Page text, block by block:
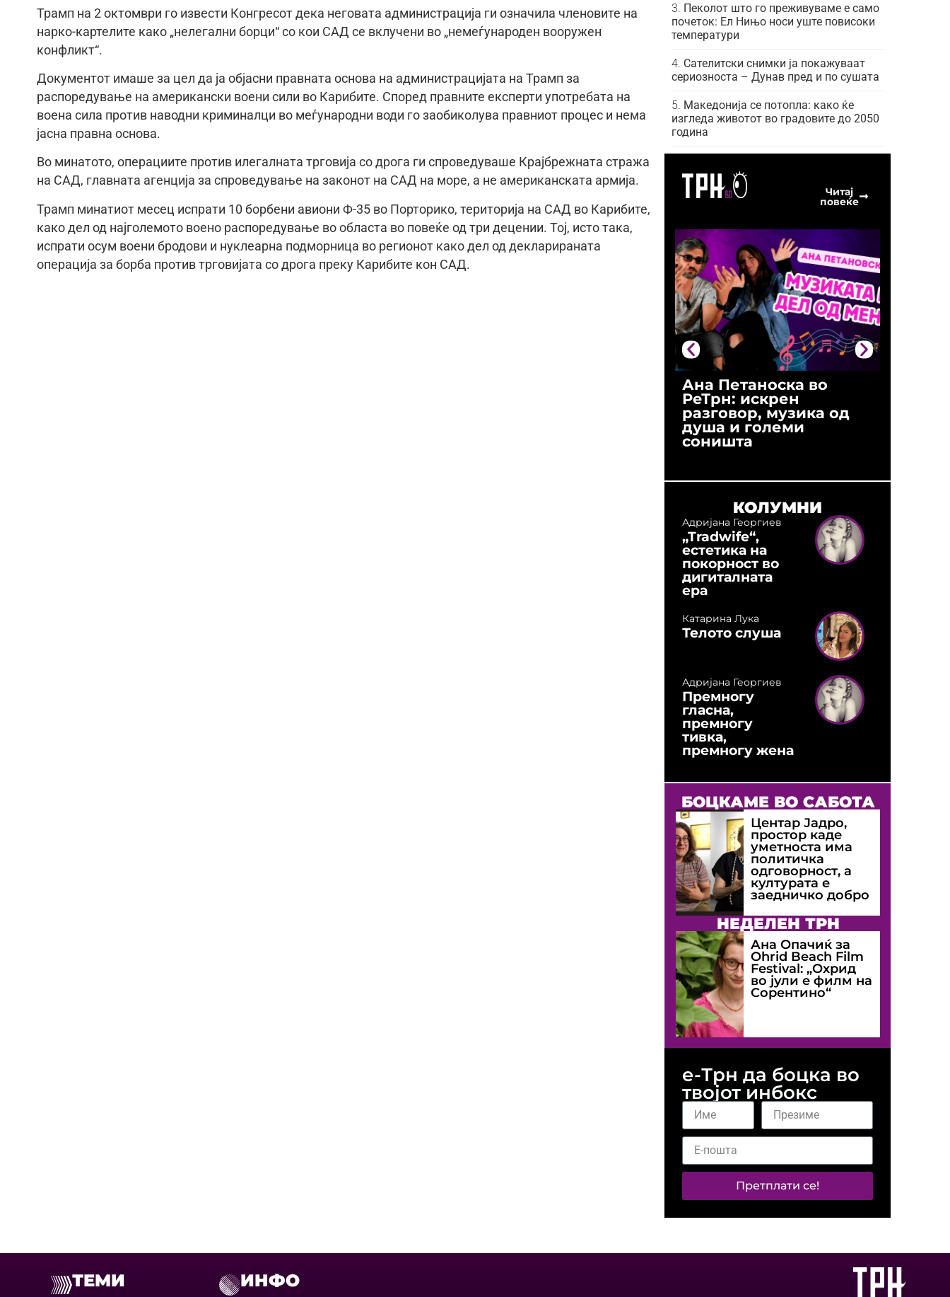
Трамп на 2 октомври го извести Конгресот дека неговата администрација ги означила членовите на
нарко-картелите како „нелегални борци“ со кои САД се вклучени во „немеѓународен вооружен
конфликт“.
Документот имаше за цел да ја објасни правната основа на администрацијата на Трамп за
распоредување на американски воени сили во Карибите. Според правните експерти употребата на
воена сила против наводни криминалци во меѓународни води го заобиколува правниот процес и нема
јасна правна основа.
Во минатото, операциите против илегалната трговија со дрога ги спроведуваше Крајбрежната стража
на САД, главната агенција за спроведување на законот на САД на море, а не американската армија.
Трамп минатиот месец испрати 10 борбени авиони Ф-35 во Порторико, територија на САД во Карибите,
како дел од најголемото воено распоредување во областа во повеќе од три децении. Тој, исто така,
испрати осум воени бродови и нуклеарна подморница во регионот како дел од декларираната
операција за борба против трговијата со дрога преку Карибите кон САД.
Пеколот што го преживуваме е само
почеток: Ел Нињо носи уште повисоки
температури
Сателитски снимки ја покажуваат
сериозноста – Дунав пред и по сушата
Македонија се потопла: како ќе
изгледа животот во градовите до 2050
година
Читај
повеќе
Ана Петаноска во
РеТрн: искрен
разговор, музика од
душа и големи
соништа
КОЛУМНИ
Адријана Георгиев
„Tradwife“,
естетика на
покорност во
дигиталната
ера
Катарина Лука
Телото слуша
Адријана Георгиев
Премногу
гласна,
премногу
тивка,
премногу жена
БОЦКАМЕ ВО САБОТА
Центар Јадро,
простор каде
уметноста има
политичка
одговорност, а
културата е
заедничко добро
НЕДЕЛЕН ТРН
Ана Опачиќ за
Оhrid Beach Film
Festival: „Охрид
во јули е филм на
Сорентино“
е-Трн да боцка во
твојот инбокс
Претплати се!
ТЕМИ ИНФО